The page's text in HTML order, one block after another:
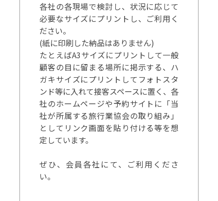
各社の各現場で検討し、状況に応じて
必要なサイズにプリントし、ご利用く
ださい。
(紙に印刷した納品はありません)
たとえばA3サイズにプリントして一般
顧客の目に留まる場所に掲示する、ハ
ガキサイズにプリントしてフォトスタ
ンド等に入れて接客スペースに置く、各
社のホームページや予約サイトに「当
社が所属する旅行業協会の取り組み」
としてリンク画面を貼り付ける等を想
定しています。
ぜひ、会員各社にて、ご利用くださ
い。